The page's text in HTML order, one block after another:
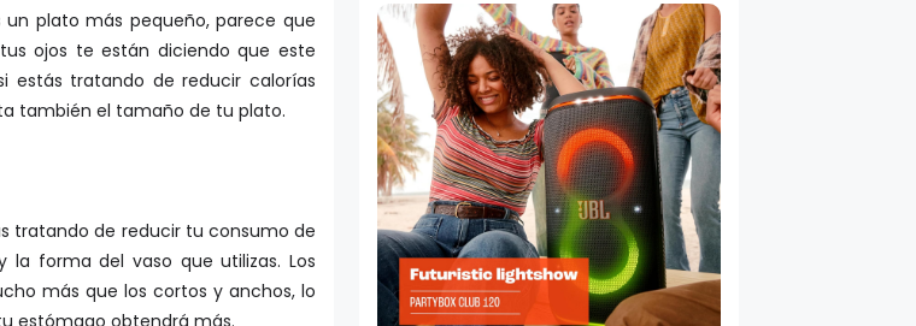
plato más pequeño, parece que
ojos te están diciendo que este
estás tratando de reducir calorías
también el tamaño de tu plato.
tratando de reducir tu consumo de
forma del vaso que utilizas. Los
más que los cortos y anchos, lo
estómago obtendrá más.